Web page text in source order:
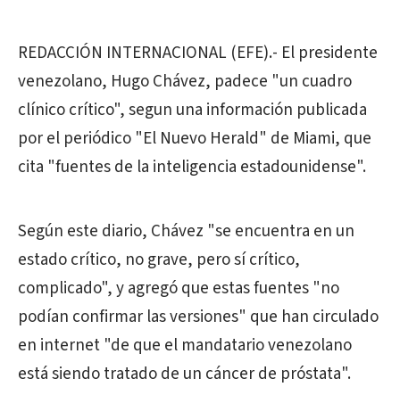
REDACCIÓN INTERNACIONAL (EFE).- El presidente
venezolano, Hugo Chávez, padece "un cuadro
clínico crítico", segun una información publicada
por el periódico "El Nuevo Herald" de Miami, que
cita "fuentes de la inteligencia estadounidense".
Según este diario, Chávez "se encuentra en un
estado crítico, no grave, pero sí crítico,
complicado", y agregó que estas fuentes "no
podían confirmar las versiones" que han circulado
en internet "de que el mandatario venezolano
está siendo tratado de un cáncer de próstata".